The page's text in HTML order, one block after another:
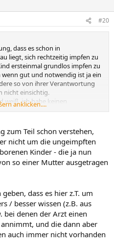
#20
dass es schon in
liegt, sich rechtzeitig impfen zu
ersteinmal grundlos impfen zu
gut und notwendig ist ja ein
so von ihrer Verantwortung
nicht einsichtig.
weiß, ich habe keinen
dann versuche ich doch eben
anklicken....
zum Teil schon verstehen,
nicht um die ungeimpften
Kinder - die ja nun
so einer Mutter ausgetragen
dass es hier z.T. um
/ besser wissen (z.B. aus
bei denen der Arzt einen
und die dann aber
auch immer nicht vorhanden